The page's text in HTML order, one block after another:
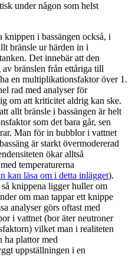
under någon som helst
knippen i bassängen också, i
bränsle ur härden in i
Det innebär att den
bränslen från ettåriga till
en multiplikationsfaktor över 1.
rad med analyser för
om att kriticitet aldrig kan ske.
allt bränsle i bassängen är helt
som det bara går, sen
Man för in bubblor i vattnet
är starkt övermodererad
ökar alltså
temperaturerna
kan läsa om i detta inlägget).
knippena ligger huller om
om man tappar ett knippe
analyser görs oftast med
i vattnet (bor äter neutroner
vilket man i realiteten
ha plattor med
uppställningen i en